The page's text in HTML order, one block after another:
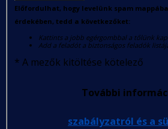
Előfordulhat, hogy levelünk spam
érdekében, tedd a következőket:
Kattints a jobb egérgombbal a tőlünk
Add a feladót a biztonságos feladók
* A mezők kitöltése kötelező
További
szabályzatról és a